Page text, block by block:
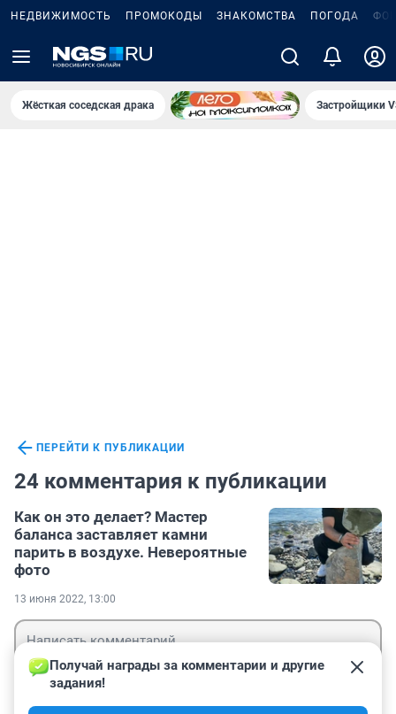
НЕДВИЖИМОСТЬ ПРОМОКОДЫ ЗНАКОМСТВА ПОГОДА
Жёсткая соседская драка Застройщики
ПЕРЕЙТИ К ПУБЛИКАЦИИ
24 комментария к публикации
Как он это делает? Мастер
баланса заставляет камни
парить в воздухе. Невероятные
фото
13 июня 2022, 13:00
Получай награды за комментарии и другие
задания!